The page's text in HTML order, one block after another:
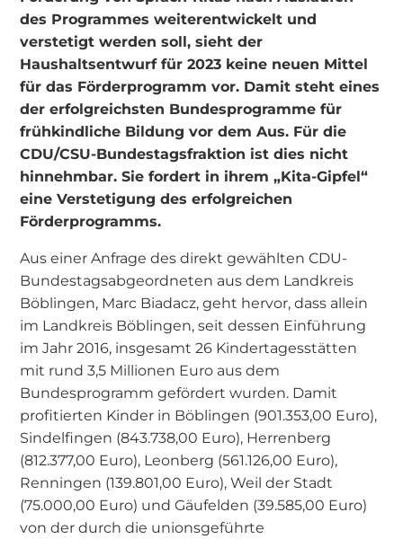
des Programmes weiterentwickelt und
verstetigt werden soll, sieht der
Haushaltsentwurf für 2023 keine neuen Mittel
für das Förderprogramm vor. Damit steht eines
der erfolgreichsten Bundesprogramme für
frühkindliche Bildung vor dem Aus. Für die
CDU/CSU-Bundestagsfraktion ist dies nicht
hinnehmbar. Sie fordert in ihrem „Kita-Gipfel“
eine Verstetigung des erfolgreichen
Förderprogramms.
Aus einer Anfrage des direkt gewählten CDU-
Bundestagsabgeordneten aus dem Landkreis
Böblingen, Marc Biadacz, geht hervor, dass allein
im Landkreis Böblingen, seit dessen Einführung
im Jahr 2016, insgesamt 26 Kindertagesstätten
mit rund 3,5 Millionen Euro aus dem
Bundesprogramm gefördert wurden. Damit
profitierten Kinder in Böblingen (901.353,00 Euro),
Sindelfingen (843.738,00 Euro), Herrenberg
(812.377,00 Euro), Leonberg (561.126,00 Euro),
Renningen (139.801,00 Euro), Weil der Stadt
(75.000,00 Euro) und Gäufelden (39.585,00 Euro)
von der durch die unionsgeführte